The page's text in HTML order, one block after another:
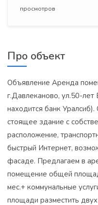
просмотров
Про объект
Объявление Аренда
г.Давлеканово, ул.50-
находится банк
стоящее здание с
расположение,
быстрый Интернет,
фасаде. Предлагаем в
помещение общей
мес.+ коммунальные
площади разместить